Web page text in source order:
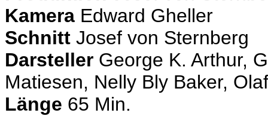
Kamera Edward Gheller
Schnitt Josef von Sternberg
Darsteller George K. Arthur,
Matiesen, Nelly Bly Baker,
Länge 65 Min.